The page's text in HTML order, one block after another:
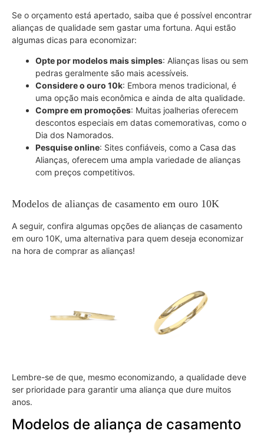
Se o orçamento está apertado, saiba que é possível encontrar
alianças de qualidade sem gastar uma fortuna. Aqui estão
algumas dicas para economizar:
Opte por modelos mais simples: Alianças lisas ou sem
pedras geralmente são mais acessíveis.
Considere o ouro 10k: Embora menos tradicional, é
uma opção mais econômica e ainda de alta qualidade.
Compre em promoções: Muitas joalherias oferecem
descontos especiais em datas comemorativas, como o
Dia dos Namorados.
Pesquise online: Sites confiáveis, como a Casa das
Alianças, oferecem uma ampla variedade de alianças
com preços competitivos.
Modelos de alianças de casamento em ouro 10K
A seguir, confira algumas opções de alianças de casamento
em ouro 10K, uma alternativa para quem deseja economizar
na hora de comprar as alianças!
Lembre-se de que, mesmo economizando, a qualidade deve
ser prioridade para garantir uma aliança que dure muitos
anos.
Modelos de aliança de casamento